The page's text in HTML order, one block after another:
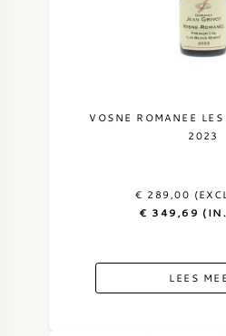
VOSNE ROMANEE
2023
€ 289,00
€ 349,69
LEES